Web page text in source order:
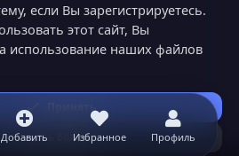
Добавить Избранное Профиль
если Вы зарегистрируетесь.
этот сайт, Вы
использование наших файлов
Принять
Узнать больше...